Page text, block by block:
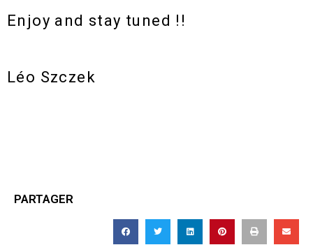
Enjoy and stay tuned !!
Léo Szczek
PARTAGER